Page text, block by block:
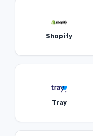
Shopify
Tray